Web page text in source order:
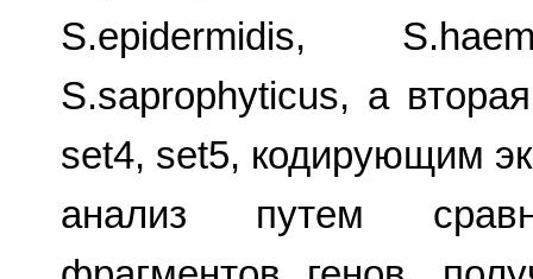
S.epidermidis,
S.saprophyticus, а
set4, set5, кодирующим
анализ путем